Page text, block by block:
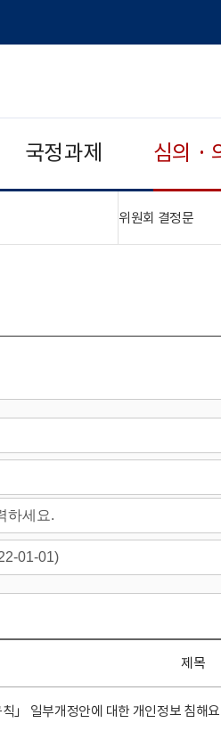
국정과제 심의 ·
위원회 결정문"접
제목
칙」 일부개정안에 대한 개인정보 침해